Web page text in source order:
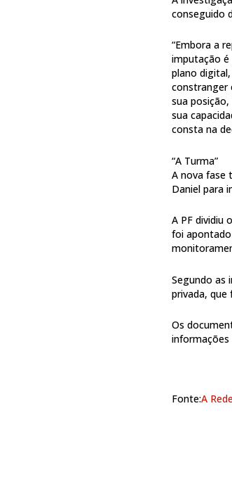
conseguido
“Embora a
imputação é
plano
constranger
sua
sua
consta na
“A Turma”
A nova fase
Daniel para
A PF dividiu
foi
Segundo as
privada, que
Os
informações
Fonte:A